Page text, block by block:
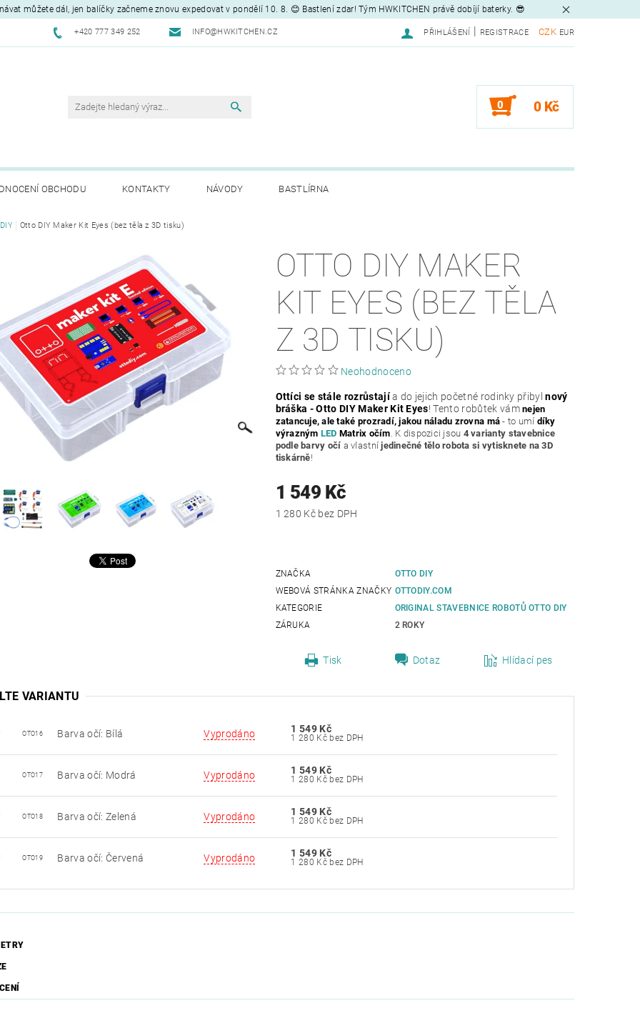
můžete dál, jen balíčky začneme znovu expedovat v pondělí 10. 8. 😊 Bastlení zdar! Tým HWKITCHEN právě dobíjí baterky. 😎
+420 777 349 252 INFO@HWKITCHEN.CZ CZK EUR
PŘIHLÁŠENÍ REGISTRACE
0 0 Kč
OBCHODU KONTAKTY NÁVODY BASTLÍRNA
Otto DIY Maker Kit Eyes (bez těla z 3D tisku)
OTTO DIY MAKER
KIT EYES (BEZ TĚLA
Z 3D TISKU)
Neohodnoceno
Ottíci se stále rozrůstajía do jejich početné rodinky přibylnový
bráška - Otto DIY Maker Kit Eyes! Tento robůtek vám nejen
zatancuje, ale také prozradí, jakou náladu zrovna má - to umí díky
výrazným LED Matrix očím . K dispozici jsou 4 varianty stavebnice
podle barvy očí a vlastníjedinečné tělo robota si vytisknete na 3D
tiskárně!
1 549 Kč
1 280 Kč bez DPH
ZNAČKA
OTTO DIY
WEBOVÁ STRÁNKA ZNAČKY OTTODIY.COM
KATEGORIE
ORIGINAL STAVEBNICE ROBOTŮ OTTO DIY
ZÁRUKA
2 ROKY
Tisk Dotaz Hlídací pes
VARIANTU
OTO16 Barva očí: Bílá Vyprodáno 1 549 Kč
1 280 Kč bez DPH
OTO17 Barva očí: Modrá Vyprodáno 1 549 Kč
1 280 Kč bez DPH
OTO18 Barva očí: Zelená Vyprodáno 1 549 Kč
1 280 Kč bez DPH
OTO19 Barva očí: Červená Vyprodáno 1 549 Kč
1 280 Kč bez DPH